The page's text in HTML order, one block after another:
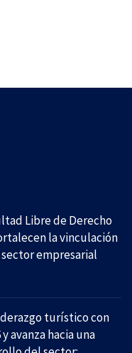
Libre de Derecho
la vinculación
empresarial
turístico con
y avanza hacia una